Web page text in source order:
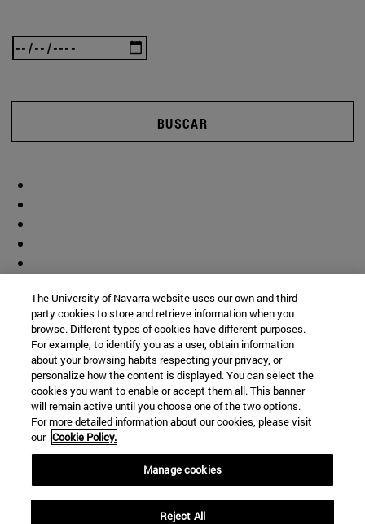
BUSCAR
The University of Navarra website uses our own and third-
party cookies to store and retrieve information when you
browse. Different types of cookies have different purposes.
For example, to identify you as a user, obtain information
about your browsing habits respecting your privacy, or
personalize how the content is displayed. You can select the
cookies you want to enable or accept them all. This banner
will remain active until you choose one of the two options.
For more detailed information about our cookies, please visit
our Cookie Policy.
Manage cookies
Reject All